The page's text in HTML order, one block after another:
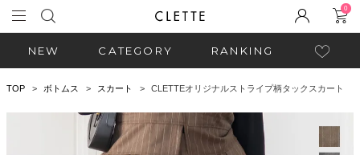
0
NEW CATEGORY RANKING
TOP ボトムス スカート CLETTEオリジナルストライプ柄タックスカート